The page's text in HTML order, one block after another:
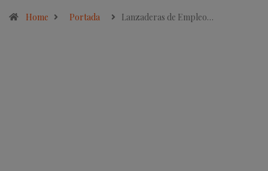
Home Portada Lanzaderas de Empleo…